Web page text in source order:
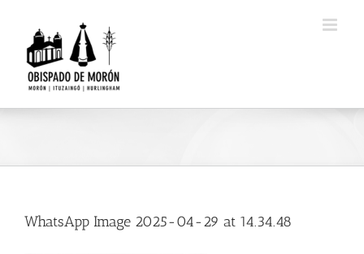
contenido
WhatsApp Image 2025-04-29 at 14.34.48